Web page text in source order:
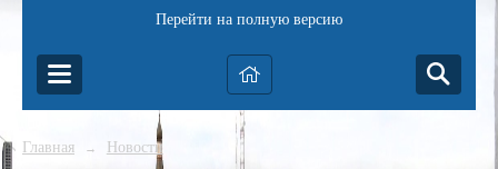
Перейти на полную версию
Главная → Новости